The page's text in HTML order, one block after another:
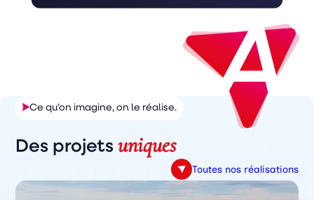
Ce qu’on imagine, on le réalise.
Des projetsuniques
Toutes nos réalisations